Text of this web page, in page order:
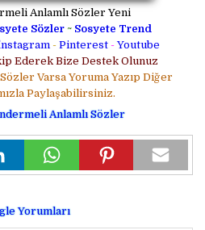
Anlamlı Sözler Yeni
Sözler ~ Sosyete Trend
- Pinterest- Youtube
Ederek Bize Destek Olunuz
Varsa Yoruma Yazıp Diğer
Paylaşabilirsiniz.
Anlamlı Sözler
Yorumları